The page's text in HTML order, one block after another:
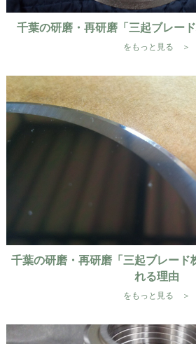
千葉の研磨・再研磨「三起ブレー
をもっと見る ＞
千葉の研磨・再研磨「三起ブレード
れる理由
をもっと見る ＞